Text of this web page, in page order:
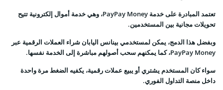
تعتمد المبادرة على خدمة PayPay Money، وهي خدمة أموال إلكترونية تتيح
تحويلات مجانية بين المستخدمين.
وبفضل هذا الدمج، يمكن لمستخدمي بينانس اليابان شراء العملات الرقمية عبر
PayPay Money، كما يمكنهم سحب أصولهم مباشرة إلى الخدمة نفسها.
سواء كان المستخدم يشتري أو يبيع عملات رقمية، يكفيه الضغط مرة واحدة
داخل منصة التداول الفوري.